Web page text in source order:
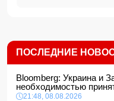
ПОСЛЕДНИЕ
Bloomberg: Украина и
необходимостью
21:48, 08.08.2026